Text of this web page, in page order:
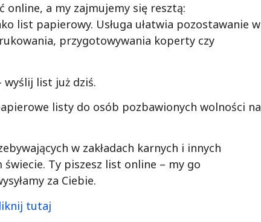
online, a my zajmujemy się resztą:
list papierowy. Usługa ułatwia pozostawanie w
przygotowywania koperty czy
wyślij list już dziś.
listy do osób pozbawionych wolności na
w zakładach karnych i innych
Ty piszesz list online – my go
za Ciebie.
tutaj